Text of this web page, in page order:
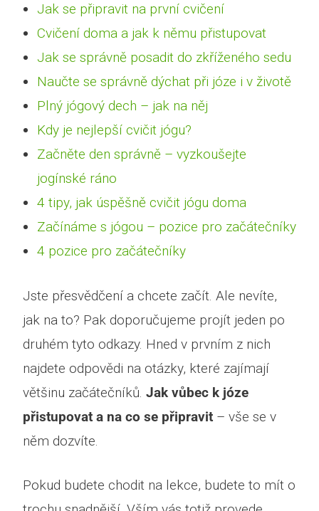
Jak se připravit na první cvičení
Cvičení doma a jak k němu přistupovat
Jak se správně posadit do zkříženého sedu
Naučte se správně dýchat při józe i v životě
Plný jógový dech – jak na něj
Kdy je nejlepší cvičit jógu?
Začněte den správně – vyzkoušejte
jogínské ráno
4 tipy, jak úspěšně cvičit jógu doma
Začínáme s jógou – pozice pro začátečníky
4 pozice pro začátečníky
Jste přesvědčení a chcete začít. Ale nevíte,
jak na to? Pak doporučujeme projít jeden po
druhém tyto odkazy. Hned v prvním z nich
najdete odpovědi na otázky, které zajímají
většinu začátečníků. Jak vůbec k józe
přistupovat a na co se připravit – vše se v
něm dozvíte.
Pokud budete chodit na lekce, budete to mít o